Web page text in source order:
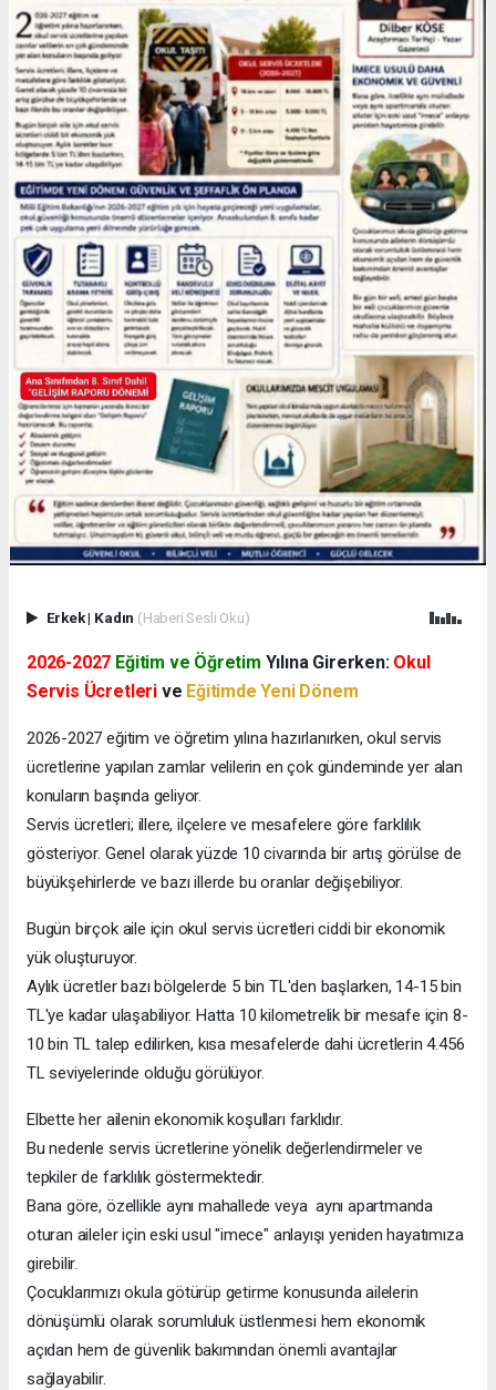
Erkek| Kadın (Haberi Sesli Oku)
2026-2027 Eğitim ve Öğretim Yılına Girerken: Okul
Servis Ücretleri ve Eğitimde Yeni Dönem
2026-2027 eğitim ve öğretim yılına hazırlanırken, okul servis
ücretlerine yapılan zamlar velilerin en çok gündeminde yer alan
konuların başında geliyor.
Servis ücretleri; illere, ilçelere ve mesafelere göre farklılık
gösteriyor. Genel olarak yüzde 10 civarında bir artış görülse de
büyükşehirlerde ve bazı illerde bu oranlar değişebiliyor.
Bugün birçok aile için okul servis ücretleri ciddi bir ekonomik
yük oluşturuyor.
Aylık ücretler bazı bölgelerde 5 bin TL'den başlarken, 14-15 bin
TL'ye kadar ulaşabiliyor. Hatta 10 kilometrelik bir mesafe için 8-
10 bin TL talep edilirken, kısa mesafelerde dahi ücretlerin 4.456
TL seviyelerinde olduğu görülüyor.
Elbette her ailenin ekonomik koşulları farklıdır.
Bu nedenle servis ücretlerine yönelik değerlendirmeler ve
tepkiler de farklılık göstermektedir.
Bana göre, özellikle aynı mahallede veya aynı apartmanda
oturan aileler için eski usul "imece" anlayışı yeniden hayatımıza
girebilir.
Çocuklarımızı okula götürüp getirme konusunda ailelerin
dönüşümlü olarak sorumluluk üstlenmesi hem ekonomik
açıdan hem de güvenlik bakımından önemli avantajlar
sağlayabilir.